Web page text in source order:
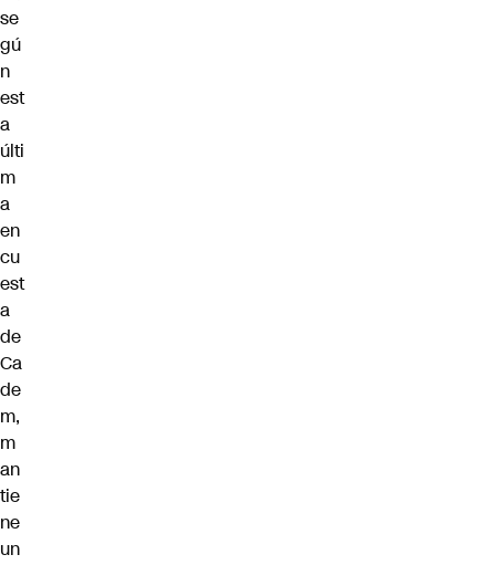
se
gú
n
est
a
últi
m
a
en
cu
est
a
de
Ca
de
m,
m
an
tie
ne
un